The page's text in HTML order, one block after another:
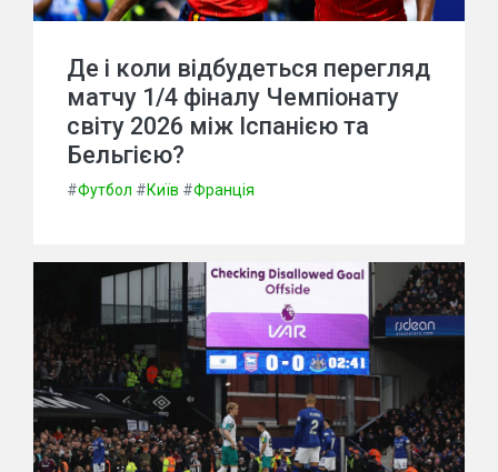
Де і коли відбудеться перегляд
матчу 1/4 фіналу Чемпіонату
світу 2026 між Іспанією та
Бельгією?
#Футбол #Київ #Франція